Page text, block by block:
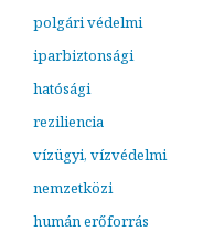
polgári védelmi
iparbiztonsági
hatósági
reziliencia
vízügyi, vízvédelmi
nemzetközi
humán erőforrás